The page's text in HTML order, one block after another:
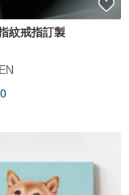
紋戒指訂製